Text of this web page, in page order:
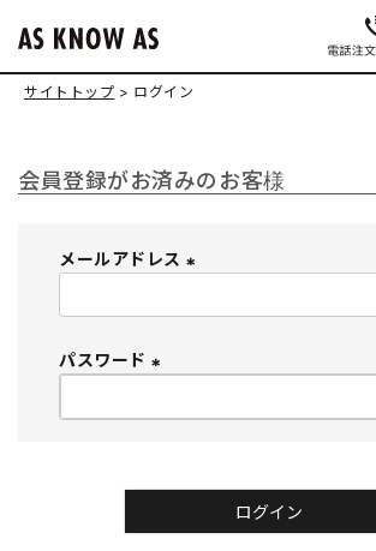
サイトトップ ログイン
会員登録がお済みのお客様
メールアドレス
必
)
パスワード
必
ログイン